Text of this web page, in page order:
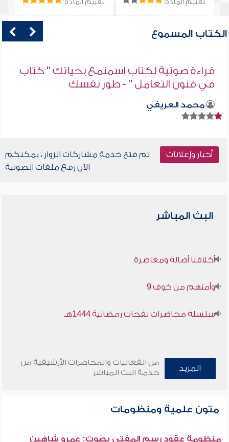
تقييم المادة: تقييم المادة:
الكتاب المسموع
قراءة صوتية لكتاب اسمتمع بحياتك " كتاب
في فنون التعامل " - طور نفسك
محمد العريفي
أخبار وإعلانات
تم فتح خدمة مشاركات الزوار ، يمكنكم
الآن رفع ملفات الصوتية
البث المباشر
أخلاقنا أصالة ومعاصرة
وأمنهم من خوف 9
سلسلة محاضرات نفحات رمضانية 1444هـ
المزيد
من الفعاليات والمحاضرات الأرشيفية من
خدمة البث المباشر
متون علمية ومنظومات
منظومة عقود رسم المفتي بصوت: عمرو شاهين